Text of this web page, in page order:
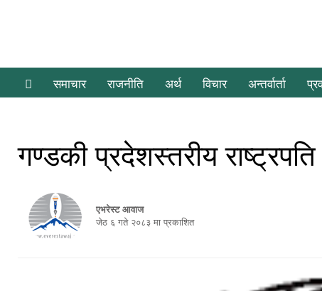
समाचार राजनीति अर्थ विचार अन्तर्वार्ता
गण्डकी प्रदेशस्तरीय
एभरेस्ट आवाज
जेठ ६ गते २०८३ मा प्रकाशित